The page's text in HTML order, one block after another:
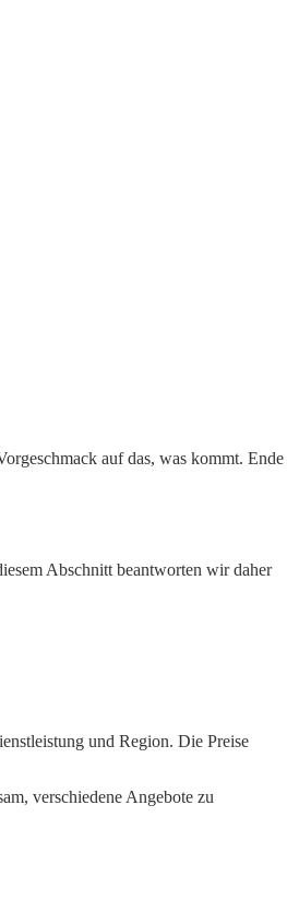
auf das, was kommt. Ende
Abschnitt beantworten wir daher
und Region. Die Preise
verschiedene Angebote zu